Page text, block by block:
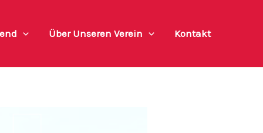
Über Unseren Verein Kontakt